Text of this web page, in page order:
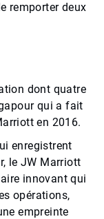
remporter deux
dont quatre
qui a fait
en 2016.
enregistrent
le JW Marriott
innovant qui
opérations,
empreinte